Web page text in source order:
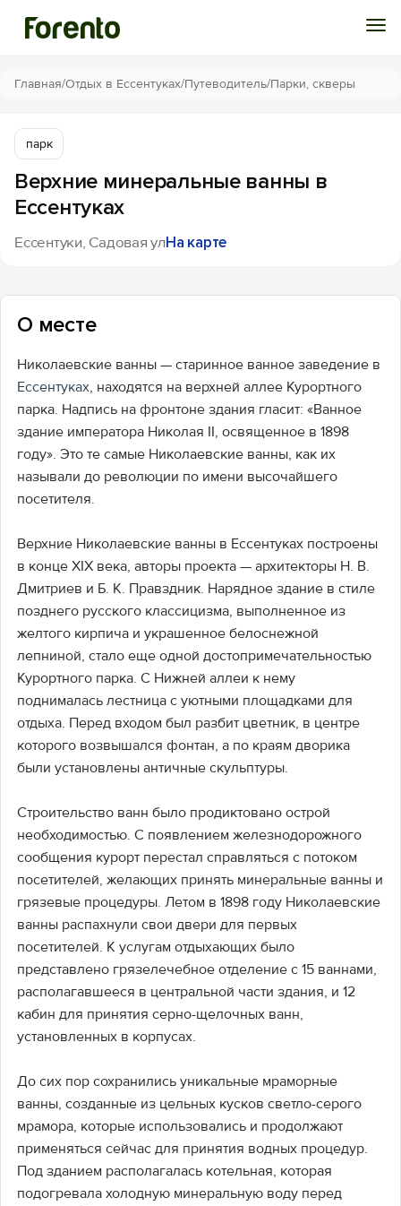
Войти
Избранное
История просмотра
Добавить свой объект
Главная/Отдых в Ессентуках/Путеводитель/Парки, скверы
парк
Верхние минеральные ванны в
Ессентуках
Ессентуки, Садовая улНа карте
О месте
Николаевские ванны — старинное ванное заведение в
Ессентуках, находятся на верхней аллее Курортного
парка. Надпись на фронтоне здания гласит: «Ванное
здание императора Николая II, освященное в 1898
году». Это те самые Николаевские ванны, как их
называли до революции по имени высочайшего
посетителя.
Верхние Николаевские ванны в Ессентуках построены
в конце XIX века, авторы проекта — архитекторы Н. В.
Дмитриев и Б. К. Правздник. Нарядное здание в стиле
позднего русского классицизма, выполненное из
желтого кирпича и украшенное белоснежной
лепниной, стало еще одной достопримечательностью
Курортного парка. С Нижней аллеи к нему
поднималась лестница с уютными площадками для
отдыха. Перед входом был разбит цветник, в центре
которого возвышался фонтан, а по краям дворика
были установлены античные скульптуры.
Строительство ванн было продиктовано острой
необходимостью. С появлением железнодорожного
сообщения курорт перестал справляться с потоком
посетителей, желающих принять минеральные ванны и
грязевые процедуры. Летом в 1898 году Николаевские
ванны распахнули свои двери для первых
посетителей. К услугам отдыхающих было
представлено грязелечебное отделение с 15 ваннами,
располагавшееся в центральной части здания, и 12
кабин для принятия серно-щелочных ванн,
установленных в корпусах.
До сих пор сохранились уникальные мраморные
ванны, созданные из цельных кусков светло-серого
мрамора, которые использовались и продолжают
применяться сейчас для принятия водных процедур.
Под зданием располагалась котельная, которая
подогревала холодную минеральную воду перед